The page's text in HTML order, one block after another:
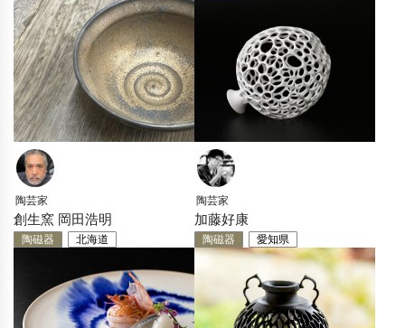
陶芸家
創生窯 岡田浩明
陶磁器 北海道
陶芸家
加藤好康
陶磁器 愛知県